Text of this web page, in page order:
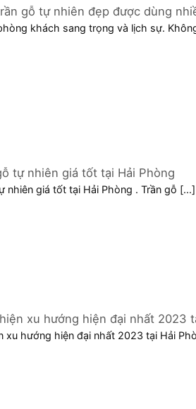
gỗ tự nhiên đẹp được dùng
khách sang trọng và lịch sự.
tự nhiên giá tốt tại Hải Phòng
nhiên giá tốt tại Hải Phòng . Trần gỗ [...]
xu hướng hiện đại nhất 2023
xu hướng hiện đại nhất 2023 tại Hải